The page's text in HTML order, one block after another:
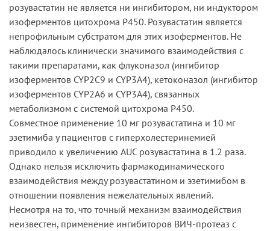
розувастатин не является ни ингибитором, ни индуктором
изоферментов цитохрома Р450. Розувастатин является
непрофильным субстратом для этих изоферментов. Не
наблюдалось клинически значимого взаимодействия с
такими препаратами, как флуконазол (ингибитор
изоферментов CYP2C9 и CYP3A4), кетоконазол (ингибитор
изоферментов CYP2A6 и CYP3A4), связанных
метаболизмом с системой цитохрома Р450.
Совместное применение 10 мг розувастатина и 10 мг
эзетимиба у пациентов с гиперхолестеринемией
приводило к увеличению AUC розувастатина в 1.2 раза.
Однако нельзя исключить фармакодинамического
взаимодействия между розувастатином и эзетимибом в
отношении появления нежелательных явлений.
Несмотря на то, что точный механизм взаимодействия
неизвестен, применение ингибиторов ВИЧ-протеаз с